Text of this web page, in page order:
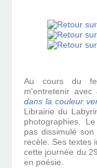
Au cours du
m'entretenir
dans la couleur
Librairie du
photographies.
pas dissimulé
recèle. Ses textes
cette journée du
en poésie.